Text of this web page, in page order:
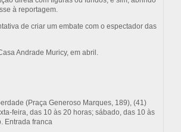
à reportagem.
de criar um embate com o espectador das
Andrade Muricy, em abril.
(Praça Generoso Marques, 189), (41)
feira, das 10 às 20 horas; sábado, das 10 às
Entrada franca